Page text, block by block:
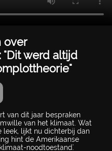
over
"Dit werd altijd
van dit jaar bespraken
van het klimaat. Wat
lijkt nu dichterbij dan
hint de Amerikaanse
noodtoestand'.